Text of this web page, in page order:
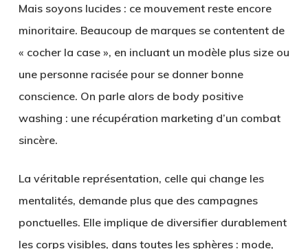
Mais soyons lucides : ce mouvement reste encore
minoritaire. Beaucoup de marques se contentent de
« cocher la case », en incluant un modèle plus size ou
une personne racisée pour se donner bonne
conscience. On parle alors de body positive
washing : une récupération marketing d’un combat
sincère.
La véritable représentation, celle qui change les
mentalités, demande plus que des campagnes
ponctuelles. Elle implique de diversifier durablement
les corps visibles, dans toutes les sphères : mode,